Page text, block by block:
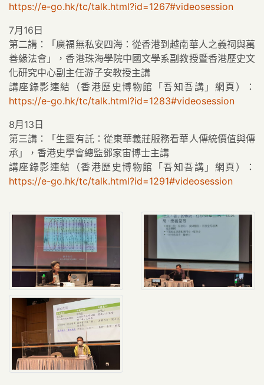
https://e-go.hk/tc/talk.html?id=1267#videosession
7月16日
第二講：「廣福無私安四海：從香港到越南華人之義祠與萬
善緣法會」，香港珠海學院中國文學系副教授暨香港歷史文
化研究中心副主任游子安教授主講
講座錄影連結（香港歷史博物館「吾知吾講」網頁）：
https://e-go.hk/tc/talk.html?id=1283#videosession
8月13日
第三講：「生靈有託：從東華義莊服務看華人傳統價值與傳
承」，香港史學會總監鄧家宙博士主講
講座錄影連結（香港歷史博物館「吾知吾講」網頁）：
https://e-go.hk/tc/talk.html?id=1291#videosession